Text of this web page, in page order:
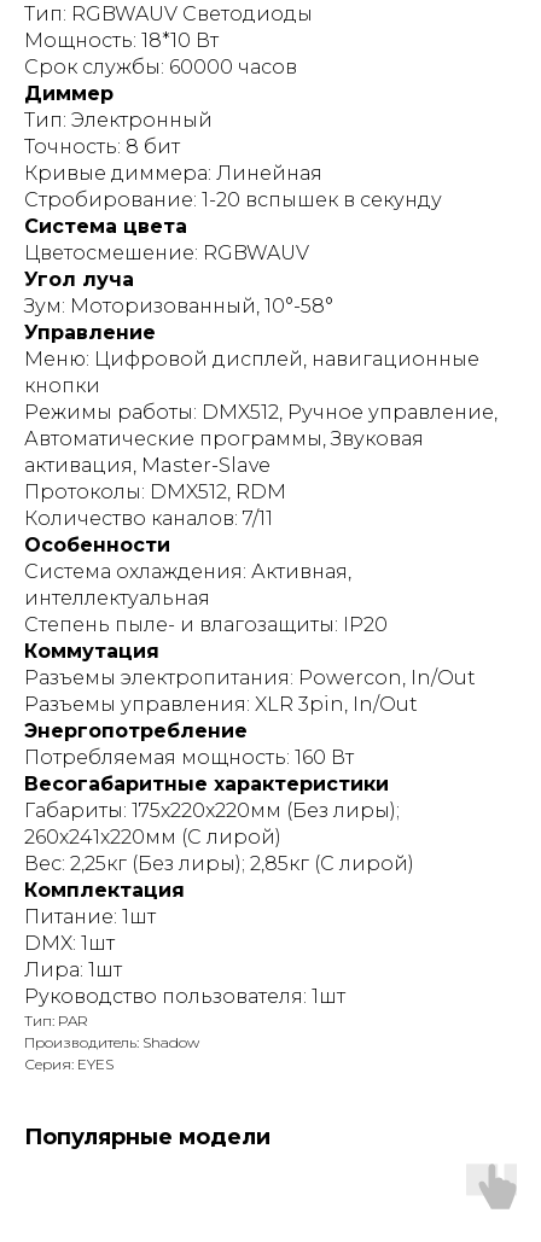
Тип: RGBWAUV Светодиоды
Мощность: 18*10 Вт
Срок службы: 60000 часов
Диммер
Тип: Электронный
Точность: 8 бит
Кривые диммера: Линейная
Стробирование: 1-20 вспышек в секунду
Система цвета
Цветосмешение: RGBWAUV
Угол луча
Зум: Моторизованный, 10°-58°
Управление
Меню: Цифровой дисплей, навигационные
кнопки
Режимы работы: DMX512, Ручное управление,
Автоматические программы, Звуковая
активация, Master-Slave
Протоколы: DMX512, RDM
Количество каналов: 7/11
Особенности
Система охлаждения: Активная,
интеллектуальная
Степень пыле- и влагозащиты: IP20
Коммутация
Разъемы электропитания: Powercon, In/Out
Разъемы управления: XLR 3pin, In/Out
Энергопотребление
Потребляемая мощность: 160 Вт
Весогабаритные характеристики
Габариты: 175x220x220мм (Без лиры);
260x241x220мм (С лирой)
Вес: 2,25кг (Без лиры); 2,85кг (С лирой)
Комплектация
Питание: 1шт
DMX: 1шт
Лира: 1шт
Руководство пользователя: 1шт
Тип: PAR
Производитель: Shadow
Серия: EYES
Популярные модели